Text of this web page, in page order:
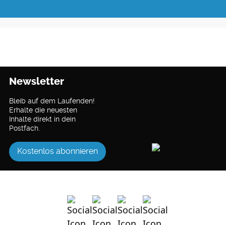
Newsletter
Bleib auf dem Laufenden!
Erhalte die neuesten
Inhalte direkt in dein
Postfach.
Kostenlos abonnieren